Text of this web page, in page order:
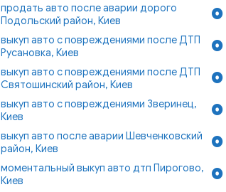
продать авто после аварии дорого
Подольский район, Киев
выкуп авто с повреждениями после ДТП
Русановка, Киев
выкуп авто с повреждениями после ДТП
Святошинский район, Киев
выкуп авто с повреждениями Зверинец,
Киев
выкуп авто после аварии Шевченковский
район, Киев
моментальный выкуп авто дтп Пирогово,
Киев